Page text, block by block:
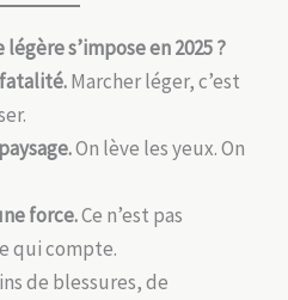
s’impose en 2025 ?
Marcher léger, c’est
On lève les yeux. On
force.Ce n’est pas
qui compte.
de blessures, de